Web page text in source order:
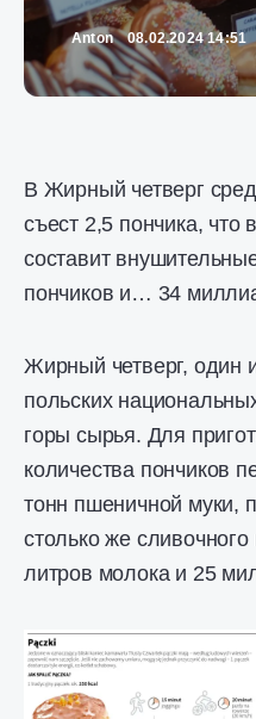
Anton 08.02.2024 14:51
В Жирный четверг
съест 2,5 пончика, что
составит
пончиков и… 34
Жирный четверг, один
польских
горы сырья. Для
количества пончиков
тонн пшеничной муки,
столько же
литров молока и 25